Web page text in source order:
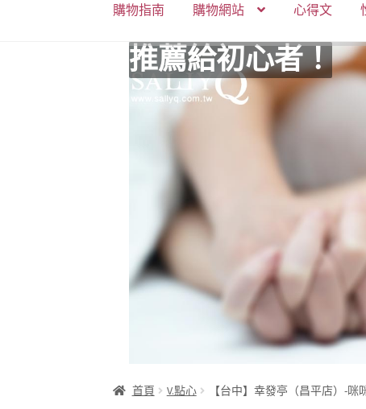
容
購物指南 購物網站 心得文
推薦給初心者！
用藥三分毒！
絕對拘束、絕對
野外調教專區請
零卡分期小額支
高潮小哥哥！
免下車也可以購物
時尚真皮Ｋ金手
K金綺娜情趣時尚
嘗試輕柔的SM，
Bess2 買1送4毫無
免洗潤滑 快適生
小兔乳夾 遠端遙
雙悅彎 建立你的
蜜穴攪拌棒 瞄準
男人，也該犒賞
門市消費送時尚
出貨調整公告
人氣男優情慾寫真
SallyQ老師客製
首頁 V.點心 【台中】幸發亭（昌平店）-咪